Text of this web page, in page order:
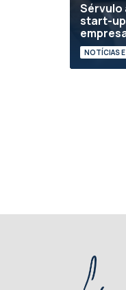
Sérvulo
start-
NOTÍCIAS